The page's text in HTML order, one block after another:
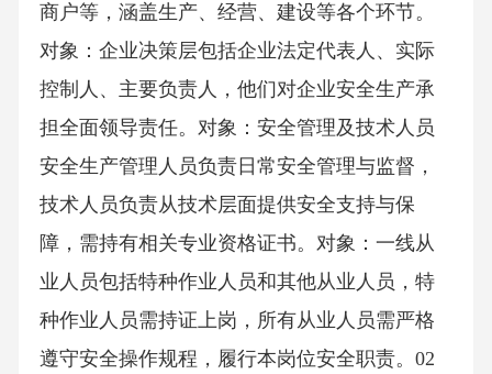
商户等，涵盖生产、经营、建设等各个环节。
对象：企业决策层包括企业法定代表人、实际
控制人、主要负责人，他们对企业安全生产承
担全面领导责任。对象：安全管理及技术人员
安全生产管理人员负责日常安全管理与监督，
技术人员负责从技术层面提供安全支持与保
障，需持有相关专业资格证书。对象：一线从
业人员包括特种作业人员和其他从业人员，特
种作业人员需持证上岗，所有从业人员需严格
遵守安全操作规程，履行本岗位安全职责。02